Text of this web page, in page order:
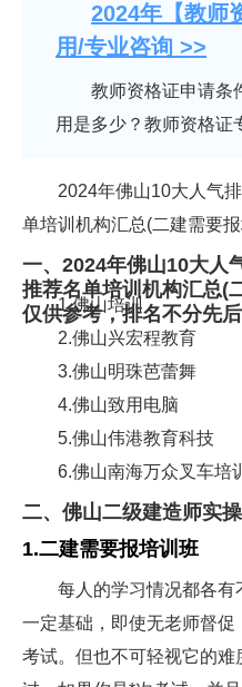
2024年【教师
用/专业咨询 >>
教师资格证申请条
用是多少？教师资格证
2024年佛山10大人气
单培训机构汇总(二建需要报
一、2024年佛山10大人
推荐名单培训机构汇总(
仅供参考，排名不分先后
1.佛山培训
2.佛山兴宏程教育
3.佛山明珠芭蕾舞
4.佛山致用电脑
5.佛山伟港教育科技
6.佛山南海万众叉车培
二、佛山二级建造师实
1.二建需要报培训班
每人的学习情况都各
一定基础，即使无老师督
考试。但也不可轻视它的